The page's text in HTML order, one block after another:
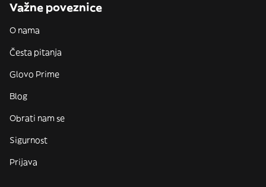
Važne poveznice
O nama
Česta pitanja
Glovo Prime
Blog
Obrati nam se
Sigurnost
Prijava